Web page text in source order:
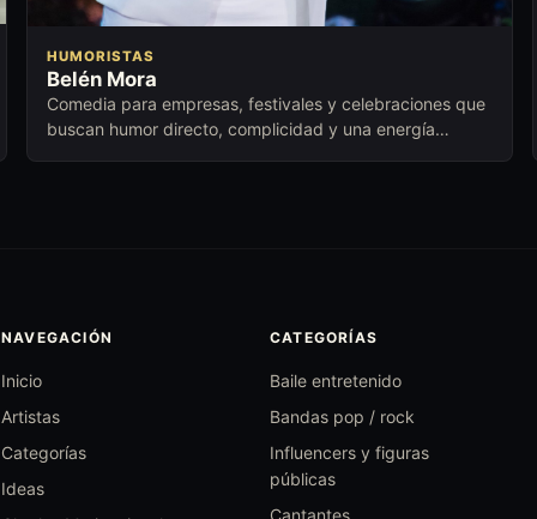
HUMORISTAS
Belén Mora
Comedia para empresas, festivales y celebraciones que
buscan humor directo, complicidad y una energía
NAVEGACIÓN
Inicio
Artistas
Categorías
Ideas
CATEGORÍAS
Baile entretenido
Bandas pop / rock
Influencers y figuras
públicas
Cantantes